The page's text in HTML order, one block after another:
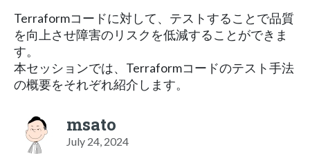
Terraformコードに対して、テストすることで品質
を向上させ障害のリスクを低減することができま
す。
本セッションでは、Terraformコードのテスト手法
の概要をそれぞれ紹介します。
msato
July 24, 2024